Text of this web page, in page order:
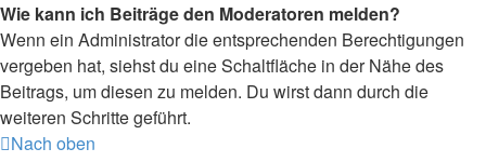
Wie kann ich Beiträge den Moderatoren melden?
Wenn ein Administrator die entsprechenden Berechtigungen
vergeben hat, siehst du eine Schaltfläche in der Nähe des
Beitrags, um diesen zu melden. Du wirst dann durch die
weiteren Schritte geführt.
Nach oben